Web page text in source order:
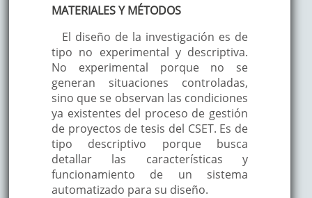
MATERIALES Y MÉTODOS
El diseño de la investigación es de
tipo no experimental y descriptiva.
No experimental porque no se
generan situaciones controladas,
sino que se observan las condiciones
ya existentes del proceso de gestión
de proyectos de tesis del CSET. Es de
tipo descriptivo porque busca
detallar las características y
funcionamiento de un sistema
automatizado para su diseño.